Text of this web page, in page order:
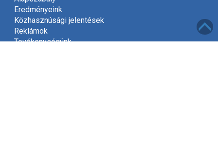
Eredményeink
Közhasznúsági jelentések
Reklámok
Tevékenységünk